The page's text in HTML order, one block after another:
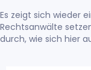
Es zeigt sich wieder
Rechtsanwälte
durch, wie sich hier